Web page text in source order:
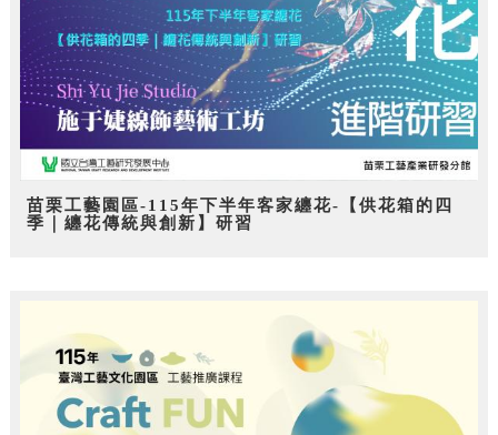
苗栗工藝園區-115年下半年客家纏花-【供花箱的四
季｜纏花傳統與創新】研習